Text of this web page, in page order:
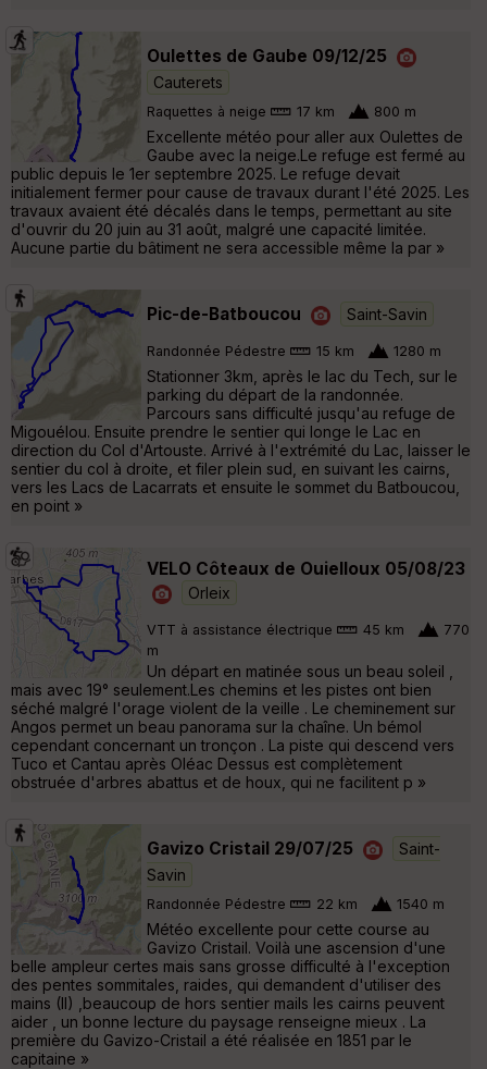
Oulettes de Gaube 09/12/25
Cauterets
Raquettes à neige 17 km 800 m
Excellente météo pour aller aux Oulettes de
Gaube avec la neige.Le refuge est fermé au
public depuis le 1er septembre 2025. Le refuge devait
initialement fermer pour cause de travaux durant l'été 2025. Les
travaux avaient été décalés dans le temps, permettant au site
d'ouvrir du 20 juin au 31 août, malgré une capacité limitée.
Aucune partie du bâtiment ne sera accessible même la par »
Pic-de-Batboucou Saint-Savin
Randonnée Pédestre 15 km 1280 m
Stationner 3km, après le lac du Tech, sur le
parking du départ de la randonnée.
Parcours sans difficulté jusqu'au refuge de
Migouélou. Ensuite prendre le sentier qui longe le Lac en
direction du Col d'Artouste. Arrivé à l'extrémité du Lac, laisser le
sentier du col à droite, et filer plein sud, en suivant les cairns,
vers les Lacs de Lacarrats et ensuite le sommet du Batboucou,
en point »
VELO Côteaux de Ouielloux 05/08/23
Orleix
VTT à assistance électrique 45 km
770
m
Un départ en matinée sous un beau soleil ,
mais avec 19° seulement.Les chemins et les pistes ont bien
séché malgré l'orage violent de la veille . Le cheminement sur
Angos permet un beau panorama sur la chaîne. Un bémol
cependant concernant un tronçon . La piste qui descend vers
Tuco et Cantau après Oléac Dessus est complètement
obstruée d'arbres abattus et de houx, qui ne facilitent p »
Gavizo Cristail 29/07/25
Saint-
Savin
Randonnée Pédestre 22 km 1540 m
Météo excellente pour cette course au
Gavizo Cristail. Voilà une ascension d'une
belle ampleur certes mais sans grosse difficulté à l'exception
des pentes sommitales, raides, qui demandent d'utiliser des
mains (II) ,beaucoup de hors sentier mails les cairns peuvent
aider , un bonne lecture du paysage renseigne mieux . La
première du Gavizo-Cristail a été réalisée en 1851 par le
capitaine »